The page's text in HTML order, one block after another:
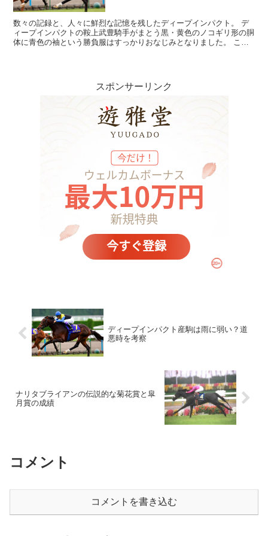
数々の記録と、人々に鮮烈な記憶を残したディープインパクト。 デ
ィープインパクトの鞍上武豊騎手がまとう黒・黄色のノコギリ形の胴
体に青色の袖という勝負服はすっかりおなじみとなりました。 この
スポンサーリンク
ディープインパクト産駒は雨に弱い？道
悪時を考察
ナリタブライアンの伝説的な菊花賞と皐
月賞の成績
コメント
コメントを書き込む